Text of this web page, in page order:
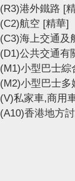
(R3)港外鐵路 [
(C2)航空 [精華]
(C3)海上交通及
(D1)公共交通有
(M1)小型巴士綜
(M2)小型巴士多
(V)私家車,商用
(A10)香港地方